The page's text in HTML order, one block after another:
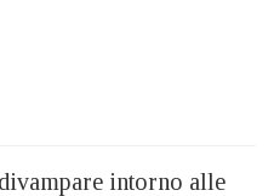
intorno alle